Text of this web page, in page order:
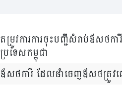
តម្រូវការការចុះបញ្ជីសំរាប់ឪសថ
ប្រទេសកម្ពុជា
ឪសថការី ដែលនាំចេញឪសថត្រូវ